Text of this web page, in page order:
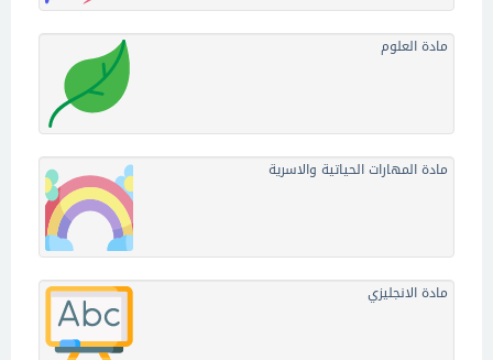
مادة العلوم
مادة المهارات الحياتية والاسرية
مادة الانجليزي